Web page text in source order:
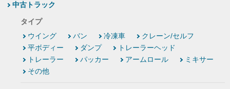
中古トラック
タイプ
ウイング
バン 冷凍車
クレーン/セルフ
平ボディー
ダンプ
トレーラーヘッド
トレーラー
パッカー アームロール
ミキサー
その他